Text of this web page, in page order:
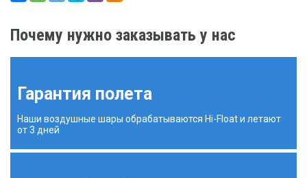
Почему нужно заказывать у нас
Гарантия полета
Наши воздушные шары обрабатываются Hi-Float и летают
от 3 дней